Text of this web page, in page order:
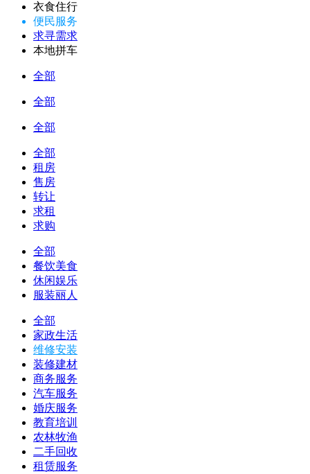
衣食住行
便民服务
求寻需求
本地拼车
全部
全部
全部
全部
租房
售房
转让
求租
求购
全部
餐饮美食
休闲娱乐
服装丽人
全部
家政生活
维修安装
装修建材
商务服务
汽车服务
婚庆服务
教育培训
农林牧渔
二手回收
租赁服务